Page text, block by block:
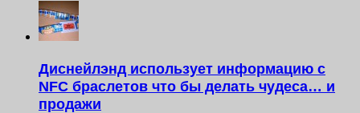
Диснейлэнд использует информацию с
NFC браслетов что бы делать чудеса… и
продажи